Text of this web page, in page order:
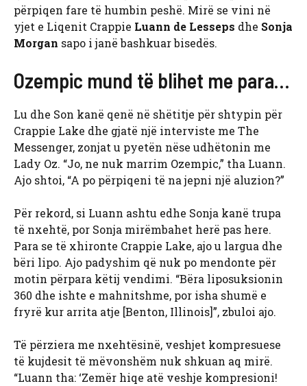
përpiqen fare të humbin peshë. Mirë se vini në
yjet e Liqenit Crappie Luann de Lesseps dhe Sonja
Morgan sapo i janë bashkuar bisedës.
Ozempic mund të blihet me para…
Lu dhe Son kanë qenë në shëtitje për shtypin për
Crappie Lake dhe gjatë një interviste me The
Messenger, zonjat u pyetën nëse udhëtonin me
Lady Oz. “Jo, ne nuk marrim Ozempic,” tha Luann.
Ajo shtoi, “A po përpiqeni të na jepni një aluzion?”
Për rekord, si Luann ashtu edhe Sonja kanë trupa
të nxehtë, por Sonja mirëmbahet herë pas here.
Para se të xhironte Crappie Lake, ajo u largua dhe
bëri lipo. Ajo padyshim që nuk po mendonte për
motin përpara këtij vendimi. “Bëra liposuksionin
360 dhe ishte e mahnitshme, por isha shumë e
fryrë kur arrita atje [Benton, Illinois]”, zbuloi ajo.
Të përziera me nxehtësinë, veshjet kompresuese
të kujdesit të mëvonshëm nuk shkuan aq mirë.
“Luann tha: ‘Zemër hiqe atë veshje kompresioni!